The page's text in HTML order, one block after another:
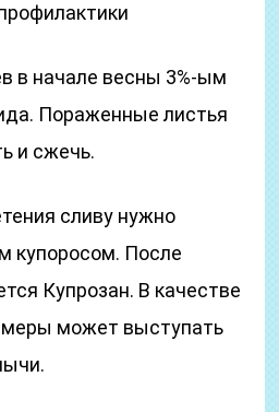
в начале весны 3%-ым
Пораженные листья
и сжечь.
сливу нужно
купоросом. После
Купрозан. В качестве
меры может выступать